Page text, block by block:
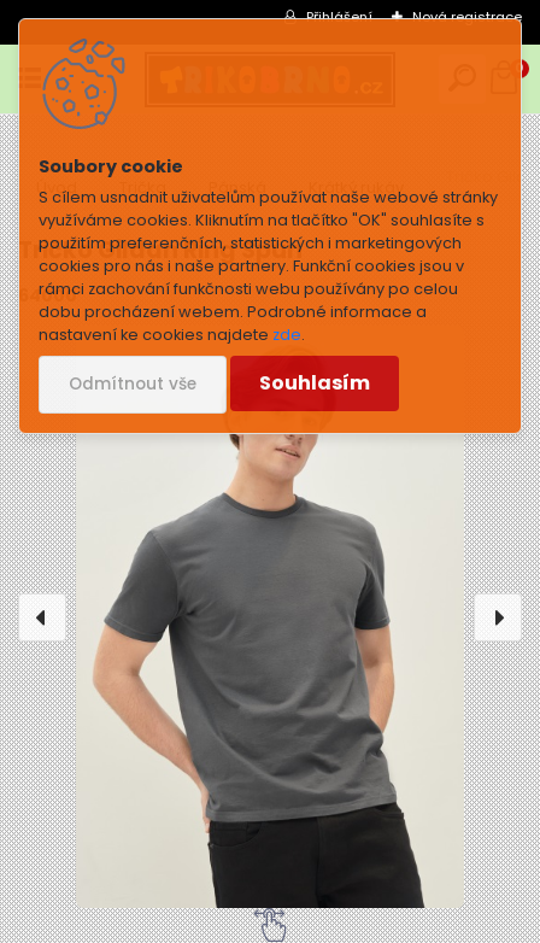
S cílem usnadnit uživatelům používat naše webové stránky
využíváme cookies. Kliknutím na tlačítko "OK" souhlasíte s
použitím preferenčních, statistických i marketingových
cookies pro nás i naše partnery. Funkční cookies jsou v
rámci zachování funkčnosti webu používány po celou
dobu procházení webem. Podrobné informace a
nastavení ke cookies najdete zde.
Odmítnout vše Souhlasím
Přihlášení Nová registrace
0
Úvod Trička Pánská Krátký rukáv
Tričko
Tričko Gildan Ring Spun
64000